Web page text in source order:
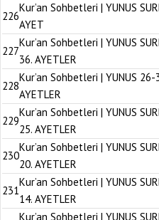
226
Kur’an Sohbetleri | YUNUS
AYET
227
Kur’an Sohbetleri | YUNUS
36. AYETLER
228
Kur’an Sohbetleri | YUNUS 26-
AYETLER
229
Kur’an Sohbetleri | YUNUS
25. AYETLER
230
Kur’an Sohbetleri | YUNUS
20. AYETLER
231
Kur’an Sohbetleri | YUNUS
14. AYETLER
Kur’an Sohbetleri | YUNUS